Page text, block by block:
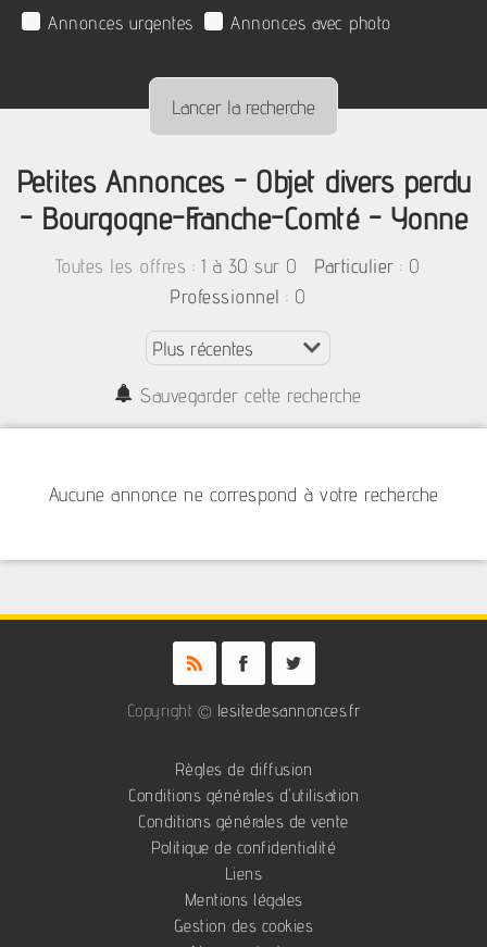
Annonces urgentes
Annonces avec photo
Petites Annonces - Objet divers perdu
- Bourgogne-Franche-Comté - Yonne
Toutes les offres : 1 à 30 sur 0 Particulier : 0
Professionnel : 0
Sauvegarder cette recherche
Aucune annonce ne correspond à votre recherche
Copyright © lesitedesannonces.fr
Règles de diffusion
Conditions générales d'utilisation
Conditions générales de vente
Politique de confidentialité
Liens
Mentions légales
Gestion des cookies